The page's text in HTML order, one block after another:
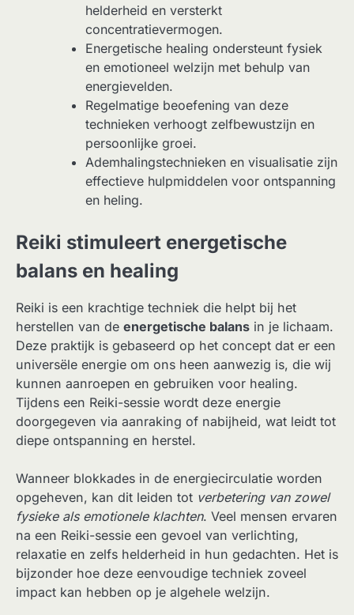
helderheid en versterkt
concentratievermogen.
Energetische healing ondersteunt fysiek
en emotioneel welzijn met behulp van
energievelden.
Regelmatige beoefening van deze
technieken verhoogt zelfbewustzijn en
persoonlijke groei.
Ademhalingstechnieken en visualisatie zijn
effectieve hulpmiddelen voor ontspanning
en heling.
Reiki stimuleert energetische
balans en healing
Reiki is een krachtige techniek die helpt bij het
herstellen van de energetische balans in je lichaam.
Deze praktijk is gebaseerd op het concept dat er een
universële energie om ons heen aanwezig is, die wij
kunnen aanroepen en gebruiken voor healing.
Tijdens een Reiki-sessie wordt deze energie
doorgegeven via aanraking of nabijheid, wat leidt tot
diepe ontspanning en herstel.
Wanneer blokkades in de energiecirculatie worden
opgeheven, kan dit leiden tot verbetering van zowel
fysieke als emotionele klachten. Veel mensen ervaren
na een Reiki-sessie een gevoel van verlichting,
relaxatie en zelfs helderheid in hun gedachten. Het is
bijzonder hoe deze eenvoudige techniek zoveel
impact kan hebben op je algehele welzijn.